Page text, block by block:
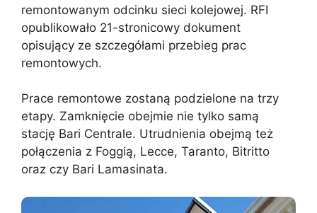
remontowanym odcinku sieci kolejowej. RFI
opublikowało 21-stronicowy dokument
opisujący ze szczegółami przebieg prac
remontowych.
Prace remontowe zostaną podzielone na trzy
etapy. Zamknięcie obejmie nie tylko samą
stację Bari Centrale. Utrudnienia obejmą też
połączenia z Foggią, Lecce, Taranto, Bitritto
oraz czy Bari Lamasinata.